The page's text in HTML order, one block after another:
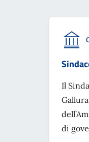
Il
di